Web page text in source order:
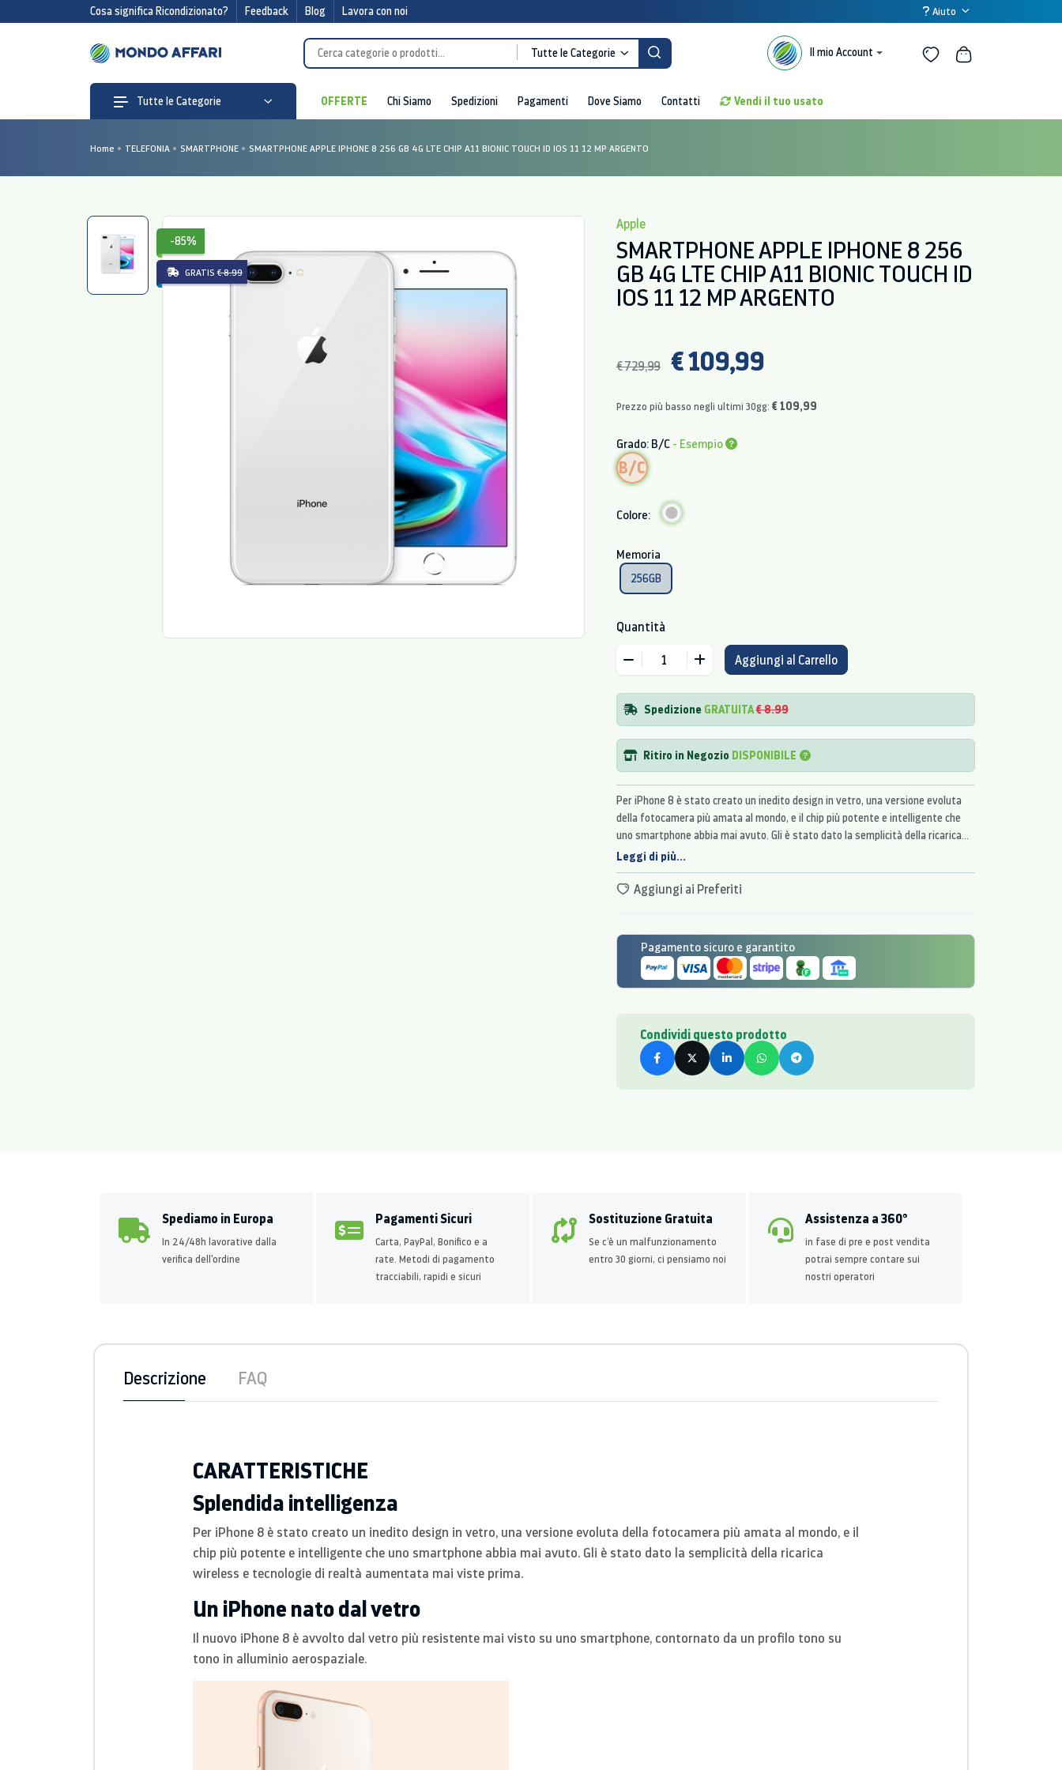
Cosa significa Ricondizionato? Feedback Blog Lavora con noi Aiuto
Tutte le Categorie Il mio Account
Tutte le Categorie OFFERTE Chi Siamo Spedizioni Pagamenti Dove Siamo Contatti Vendi il tuo usato
Home TELEFONIA SMARTPHONE SMARTPHONE APPLE IPHONE 8 256 GB 4G LTE CHIP A11 BIONIC TOUCH ID IOS 11 12 MP ARGENTO
-85%
GRATIS € 8.99
Apple
SMARTPHONE APPLE IPHONE 8 256
GB 4G LTE CHIP A11 BIONIC TOUCH ID
IOS 11 12 MP ARGENTO
€ 729,99 € 109,99
Prezzo più basso negli ultimi 30gg: € 109,99
Grado: B/C - Esempio
B/C
Colore:
Memoria
256GB
Quantità
Aggiungi al Carrello
Spedizione GRATUITA€ 8.99
Ritiro in Negozio DISPONIBILE
Per iPhone 8 è stato creato un inedito design in vetro, una versione evoluta
della fotocamera più amata al mondo, e il chip più potente e intelligente che
uno smartphone abbia mai avuto. Gli è stato dato la semplicità della ricarica
wireless e tecnologie di realtà aumentata mai viste prima.
Leggi di più...
Aggiungi ai Preferiti
Pagamento sicuro e garantito
Condividi questo prodotto
Spediamo in Europa
In 24/48h lavorative dalla
verifica dell'ordine
Pagamenti Sicuri
Carta, PayPal, Bonifico e a
rate. Metodi di pagamento
tracciabili, rapidi e sicuri
Sostituzione Gratuita
Se c’è un malfunzionamento
entro 30 giorni, ci pensiamo noi
Assistenza a 360°
in fase di pre e post vendita
potrai sempre contare sui
nostri operatori
Descrizione FAQ
CARATTERISTICHE
Splendida intelligenza
Per iPhone 8 è stato creato un inedito design in vetro, una versione evoluta della fotocamera più amata al mondo, e il
chip più potente e intelligente che uno smartphone abbia mai avuto. Gli è stato dato la semplicità della ricarica
wireless e tecnologie di realtà aumentata mai viste prima.
Un iPhone nato dal vetro
Il nuovo iPhone 8 è avvolto dal vetro più resistente mai visto su uno smartphone, contornato da un profilo tono su
tono in alluminio aerospaziale.